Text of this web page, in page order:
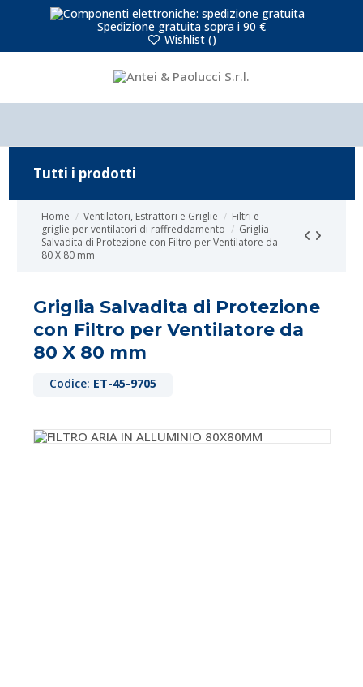
Spedizione gratuita sopra i 90 €
Wishlist ()
Home Ventilatori, Estrattori e Griglie
Filtri e
griglie per ventilatori di raffreddamento
Griglia
Salvadita di Protezione con Filtro per Ventilatore da
80 X 80 mm
Griglia Salvadita di Protezione
con Filtro per Ventilatore da
80 X 80 mm
Codice: ET-45-9705
Tutti i prodotti